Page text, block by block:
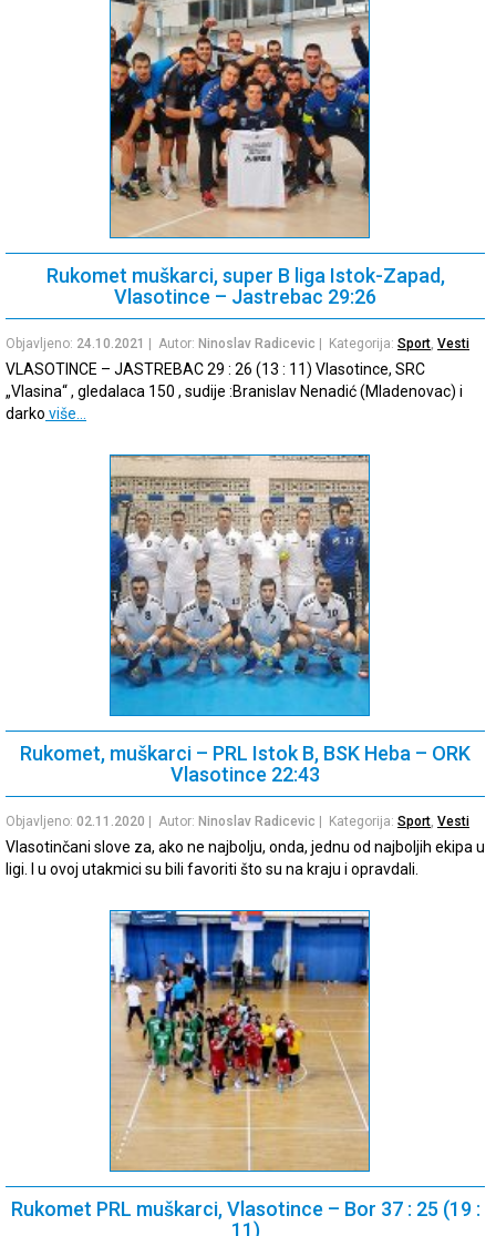
Rukomet muškarci, super B liga Istok-Zapad,
Vlasotince – Jastrebac 29:26
Objavljeno: 24.10.2021 | Autor: Ninoslav Radicevic | Kategorija: Sport, Vesti
VLASOTINCE – JASTREBAC 29 : 26 (13 : 11) Vlasotince, SRC
„Vlasina“ , gledalaca 150 , sudije :Branislav Nenadić (Mladenovac) i
darko više…
Rukomet, muškarci – PRL Istok B, BSK Heba – ORK
Vlasotince 22:43
Objavljeno: 02.11.2020 | Autor: Ninoslav Radicevic | Kategorija: Sport, Vesti
Vlasotinčani slove za, ako ne najbolju, onda, jednu od najboljih ekipa u
ligi. I u ovoj utakmici su bili favoriti što su na kraju i opravdali.
Rukomet PRL muškarci, Vlasotince – Bor 37 : 25 (19 :
11)